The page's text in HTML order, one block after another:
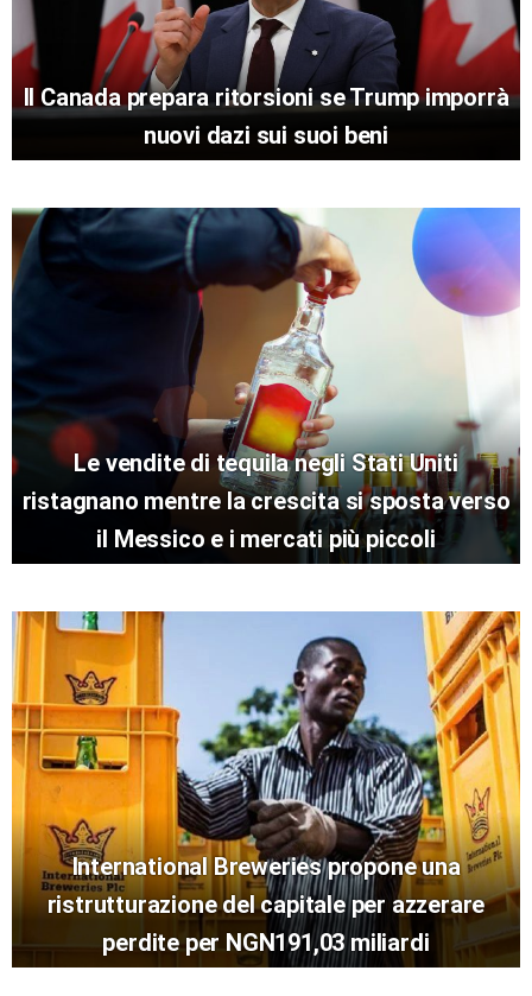
Il Canada prepara ritorsioni se Trump imporrà
nuovi dazi sui suoi beni
Le vendite di tequila negli Stati Uniti
ristagnano mentre la crescita si sposta verso
il Messico e i mercati più piccoli
International Breweries propone una
ristrutturazione del capitale per azzerare
perdite per NGN191,03 miliardi